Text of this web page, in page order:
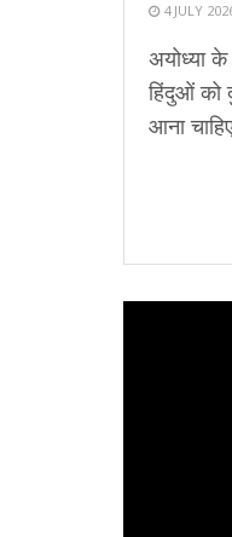
4 JULY
अयोध्या के
हिंदुओं को
आना